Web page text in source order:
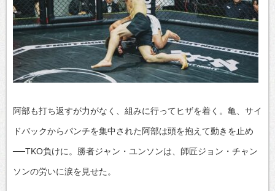
阿部も打ち返すが力がなく、組みに行ってヒザを着く。亀、サイ
ドバックからパンチを集中された阿部は頭を抱えて動きを止め
──TKO負けに。勝者ジャン・ユンソンは、師匠ジョン・チャン
ソンの労いに涙を見せた。